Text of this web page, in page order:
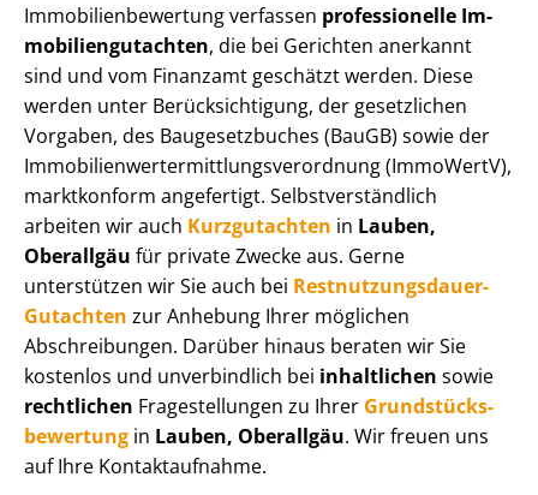
Im­mo­bi­li­en­be­wer­tung verfassen professionelle Im­
mo­bi­li­en­gut­ach­ten, die bei Gerichten anerkannt
sind und vom Finanzamt geschätzt werden. Diese
werden unter Be­rück­sich­ti­gung, der gesetzlichen
Vorgaben, des Baugesetzbuches (BauGB) sowie der
Im­mo­bi­li­en­wert­ermitt­lungs­ver­ord­nung (ImmoWertV),
marktkonform angefertigt. Selbst­ver­ständ­lich
arbeiten wir auch Kurzgutachten in Lauben,
Oberallgäu für private Zwecke aus. Gerne
unterstützen wir Sie auch bei Rest­nut­zungs­dau­er-
Gutachten zur Anhebung Ihrer möglichen
Abschreibungen. Darüber hinaus beraten wir Sie
kostenlos und unverbindlich bei inhaltlichen sowie
rechtlichen Fragestellungen zu Ihrer Grund­stücks­
be­wer­tung in Lauben, Oberallgäu. Wir freuen uns
auf Ihre Kontaktaufnahme.